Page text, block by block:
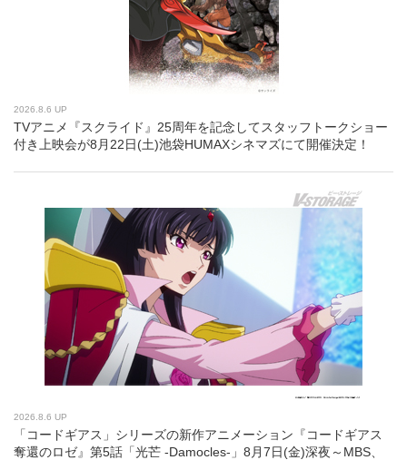
2026.8.6 UP
TVアニメ『スクライド』25周年を記念してスタッフトークショー
付き上映会が8月22日(土)池袋HUMAXシネマズにて開催決定！
2026.8.6 UP
「コードギアス」シリーズの新作アニメーション『コードギアス
奪還のロゼ』第5話「光芒 -Damocles-」8月7日(金)深夜～MBS、